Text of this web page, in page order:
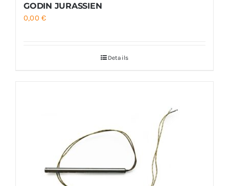
GODIN JURASSIEN
0,00€
Details